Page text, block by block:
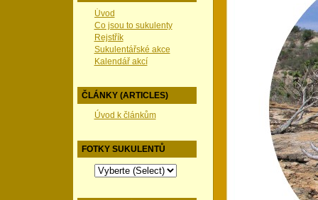
Úvod
Co jsou to sukulenty
Rejstřík
Sukulentářské akce
Kalendář akcí
ČLÁNKY (ARTICLES)
Úvod k článkům
FOTKY SUKULENTŮ